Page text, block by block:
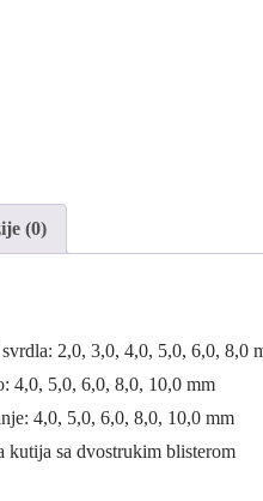
(0)
2,0, 3,0, 4,0, 5,0, 6,0, 8,0
4,0, 5,0, 6,0, 8,0, 10,0 mm
4,0, 5,0, 6,0, 8,0, 10,0 mm
kutija sa dvostrukim blisterom